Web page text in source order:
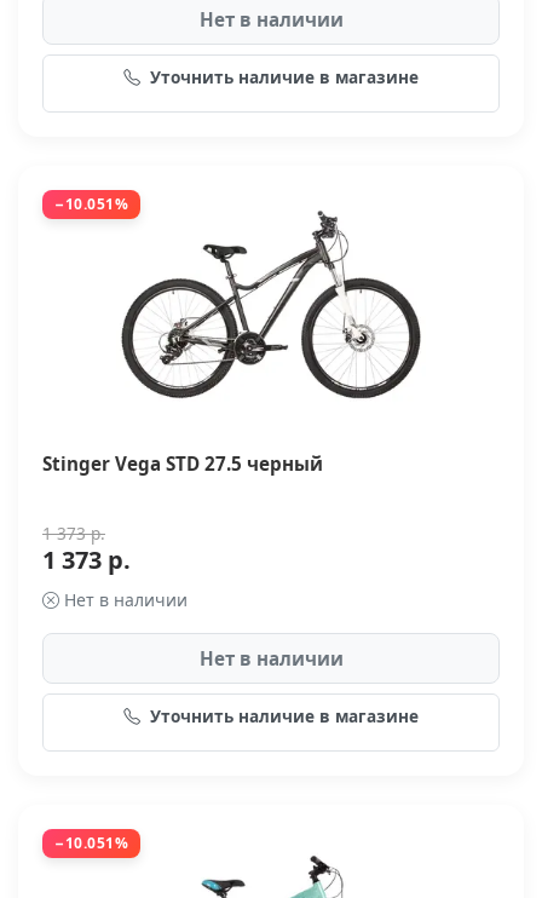
Нет в наличии
Уточнить наличие в магазине
−10.051%
Stinger Vega STD 27.5 черный
1 373 р.
1 373 р.
Нет в наличии
Нет в наличии
Уточнить наличие в магазине
−10.051%